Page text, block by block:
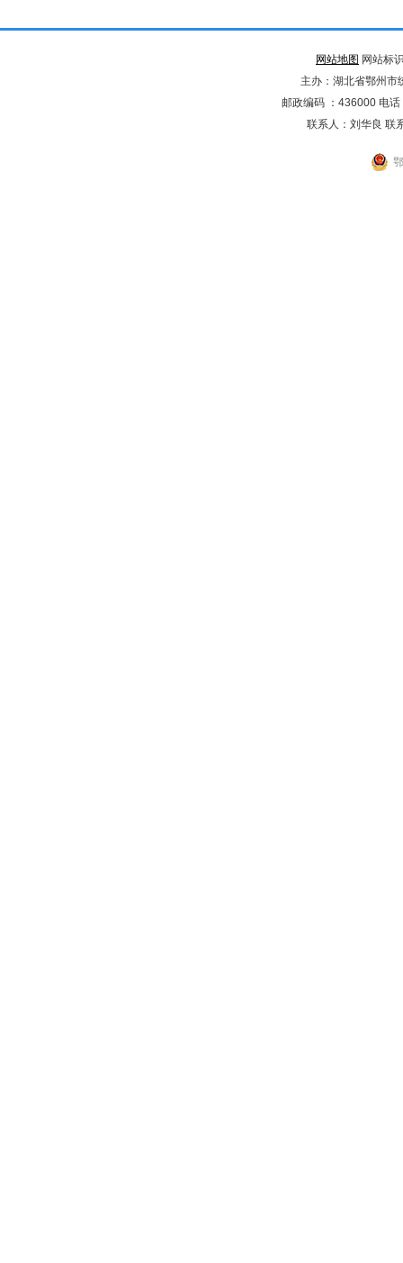
网站地图 网站标
主办：湖北省鄂州
邮政编码 ：436000 电
联系人：刘华良 联